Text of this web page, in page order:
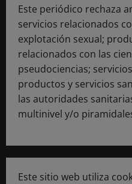
Este periódico rechaza
servicios relacionados
explotación sexual;
relacionados con las
pseudociencias;
productos y servicios
las autoridades
multinivel y/o
Este sitio web utiliza